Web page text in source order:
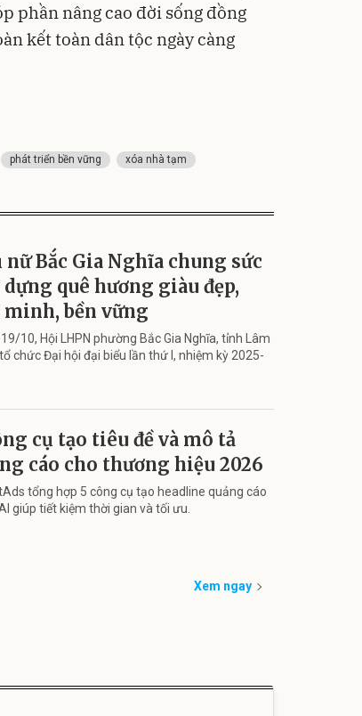
phần nâng cao đời sống đồng
kết toàn dân tộc ngày càng
phát triển bền vững
xóa nhà tạm
nữ Bắc Gia Nghĩa chung sức
dựng quê hương giàu đẹp,
minh, bền vững
10, Hội LHPN phường Bắc Gia Nghĩa, tỉnh Lâm
chức Đại hội đại biểu lần thứ I, nhiệm kỳ 2025-
cụ tạo tiêu đề và mô tả
cáo cho thương hiệu 2026
tổng hợp 5 công cụ tạo headline quảng cáo
giúp tiết kiệm thời gian và tối ưu.
Xem ngay